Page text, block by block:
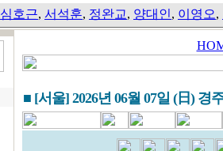
심호근, 서석훈, 정완교, 양대인, 이영오,
■ [서울] 2026년 06월 07일 (日) 경